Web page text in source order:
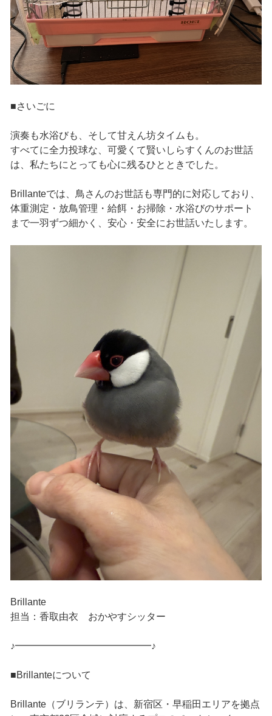
■さいごに
演奏も水浴びも、そして甘えん坊タイムも。
すべてに全力投球な、可愛くて賢いしらすくんのお世話
は、私たちにとっても心に残るひとときでした。
Brillanteでは、鳥さんのお世話も専門的に対応しており、
体重測定・放鳥管理・給餌・お掃除・水浴びのサポート
まで一羽ずつ細かく、安心・安全にお世話いたします。
Brillante
担当：香取由衣 おかやすシッター
♪━━━━━━━━━━━━━━♪
■Brillanteについて
Brillante（ブリランテ）は、新宿区・早稲田エリアを拠点